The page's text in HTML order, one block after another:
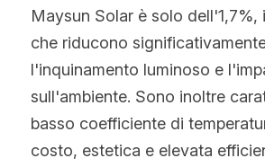
Maysun Solar è solo dell'1,7%,
che riducono
l'inquinamento luminoso e
sull'ambiente. Sono inoltre
basso coefficiente di
costo, estetica e elevata